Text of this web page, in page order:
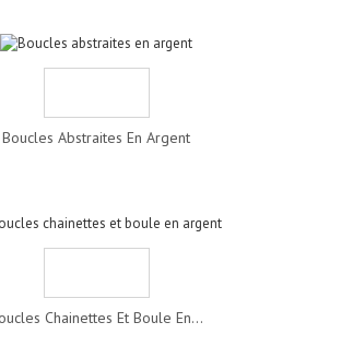
Boucles Abstraites En Argent
Chainettes Et Boule En...